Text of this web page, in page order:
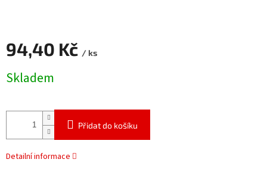
94,40 Kč / ks
cena:
Skladem
Přidat do košíku
Detailní informace